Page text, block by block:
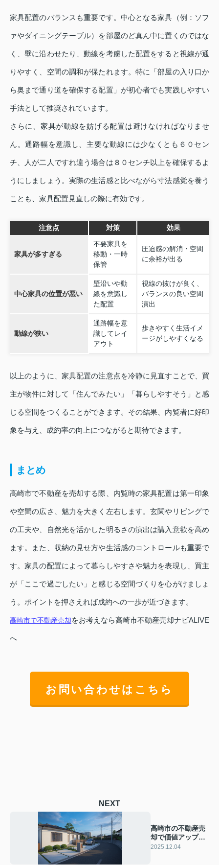
家具配置のバランスも重要です。中心となる家具（例：ソフ
ァやダイニングテーブル）を部屋のど真ん中に置くのではな
く、壁に沿わせたり、動線を考慮した配置をすると視線が通
りやすく、空間の調和が保たれます。特に「部屋の入り口か
ら奥まで通り道を確保する配置」が初心者でも実践しやすい
手法として推奨されています。
さらに、家具が動線を妨げる配置は避けなければなりませ
ん。通路幅を意識し、主要な動線には少なくとも６０セン
チ、人が二人ですれ違う場合は８０センチ以上を確保するよ
うにしましょう。実際の生活感と比べながら寸法感覚を養う
ことも、家具配置見直しの際に有効です。
注意点 対策 効果
家具が多すぎる
不要家具を
移動・一時
保管
圧迫感の解消・空間
に余裕が出る
中心家具の位置が悪い
壁沿いや動
線を意識し
た配置
視線の抜けが良く、
バランスの良い空間
演出
動線が狭い
通路幅を意
識してレイ
アウト
歩きやすく生活イメ
ージがしやすくなる
以上のように、家具配置の注意点を冷静に見直すことで、買
主が物件に対して「住んでみたい」「暮らしやすそう」と感
じる空間をつくることができます。その結果、内覧者に好印
象を与え、成約率の向上につながると期待できます。
まとめ
高崎市で不動産を売却する際、内覧時の家具配置は第一印象
や空間の広さ、魅力を大きく左右します。玄関やリビングで
の工夫や、自然光を活かした明るさの演出は購入意欲を高め
ます。また、収納の見せ方や生活感のコントロールも重要で
す。家具の配置によって暮らしやすさや魅力を表現し、買主
が「ここで過ごしたい」と感じる空間づくりを心がけましょ
う。ポイントを押さえれば成約への一歩が近づきます。
高崎市で不動産売却をお考えなら高崎市不動産売却ナビALIVE
へ
お問い合わせはこちら
NEXT
高崎市の不動産売
却で価値アップす
る方法は？小規模
2025.12.04